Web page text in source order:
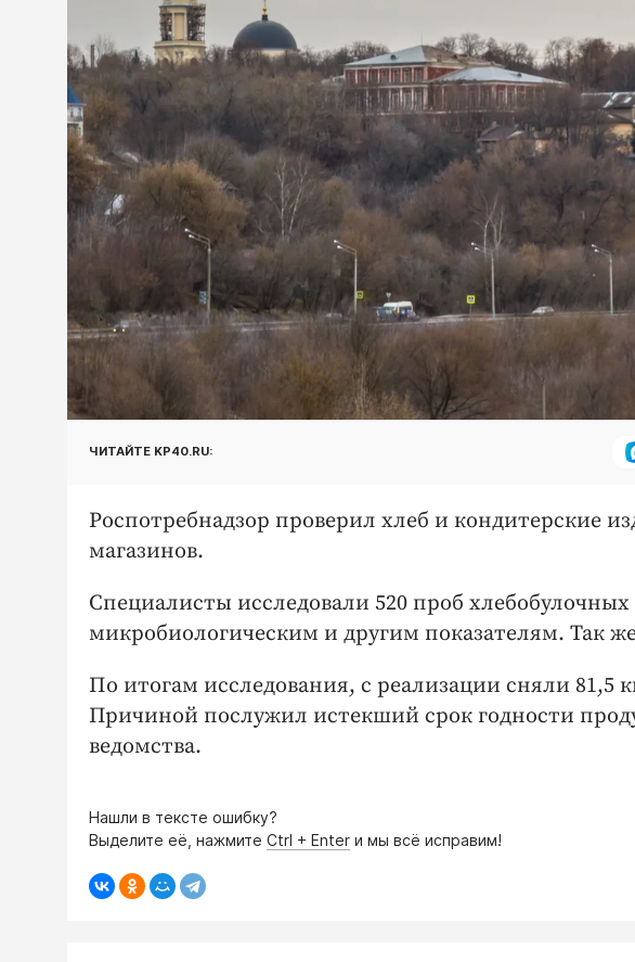
ЧИТАЙТЕ KP40.RU:
Роспотребнадзор проверил хлеб и кондитерские
магазинов.
Специалисты исследовали 520 проб
микробиологическим и другим показателям. Так
По итогам исследования, с реализации сняли 81,5
Причиной послужил истекший срок годности
ведомства.
Нашли в тексте ошибку?
Выделите её, нажмите Ctrl + Enter и мы всё исправим!